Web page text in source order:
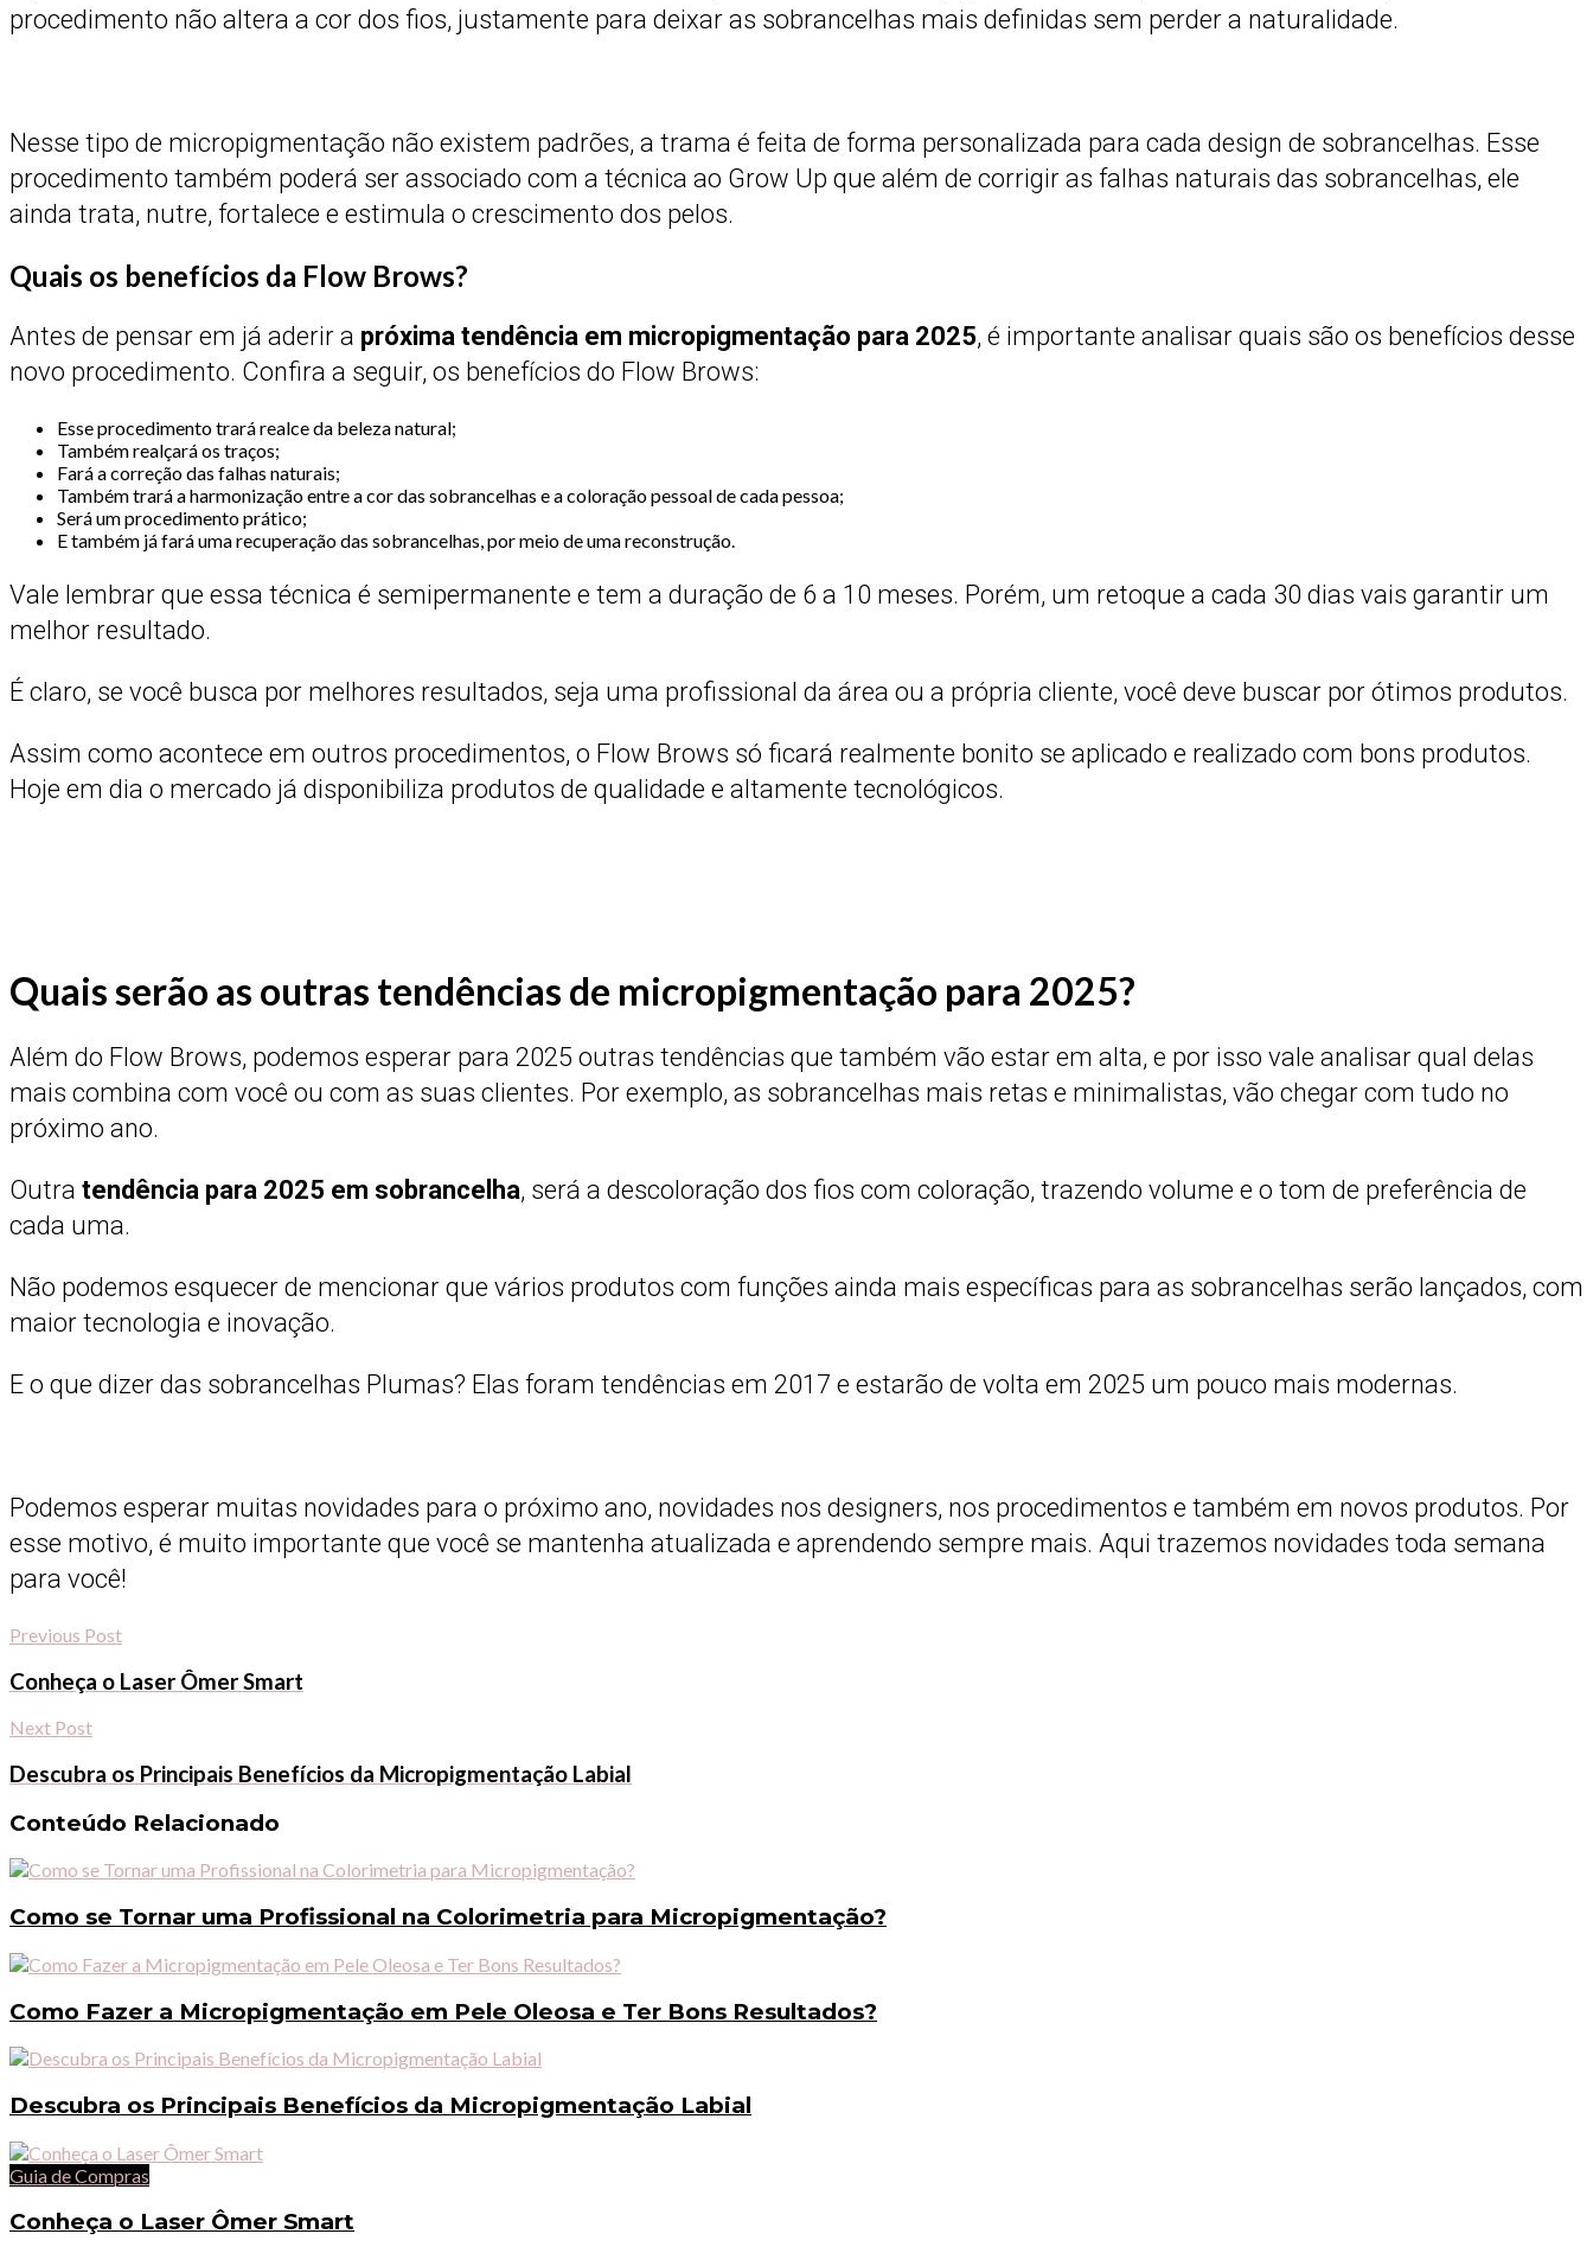
procedimento não altera a cor dos fios, justamente para deixar as sobrancelhas mais definidas sem perder a naturalidade.
Nesse tipo de micropigmentação não existem padrões, a trama é feita de forma personalizada para cada design de sobrancelhas. Esse
procedimento também poderá ser associado com a técnica ao Grow Up que além de corrigir as falhas naturais das sobrancelhas, ele
ainda trata, nutre, fortalece e estimula o crescimento dos pelos.
Quais os benefícios da Flow Brows?
Antes de pensar em já aderir a próxima tendência em micropigmentação para 2025, é importante analisar quais são os benefícios desse
novo procedimento. Confira a seguir, os benefícios do Flow Brows:
Esse procedimento trará realce da beleza natural;
Também realçará os traços;
Fará a correção das falhas naturais;
Também trará a harmonização entre a cor das sobrancelhas e a coloração pessoal de cada pessoa;
Será um procedimento prático;
E também já fará uma recuperação das sobrancelhas, por meio de uma reconstrução.
Vale lembrar que essa técnica é semipermanente e tem a duração de 6 a 10 meses. Porém, um retoque a cada 30 dias vais garantir um
melhor resultado.
É claro, se você busca por melhores resultados, seja uma profissional da área ou a própria cliente, você deve buscar por ótimos produtos.
Assim como acontece em outros procedimentos, o Flow Brows só ficará realmente bonito se aplicado e realizado com bons produtos.
Hoje em dia o mercado já disponibiliza produtos de qualidade e altamente tecnológicos.
Quais serão as outras tendências de micropigmentação para 2025?
Além do Flow Brows, podemos esperar para 2025 outras tendências que também vão estar em alta, e por isso vale analisar qual delas
mais combina com você ou com as suas clientes. Por exemplo, as sobrancelhas mais retas e minimalistas, vão chegar com tudo no
próximo ano.
Outra tendência para 2025 em sobrancelha, será a descoloração dos fios com coloração, trazendo volume e o tom de preferência de
cada uma.
Não podemos esquecer de mencionar que vários produtos com funções ainda mais específicas para as sobrancelhas serão lançados, com
maior tecnologia e inovação.
E o que dizer das sobrancelhas Plumas? Elas foram tendências em 2017 e estarão de volta em 2025 um pouco mais modernas.
Podemos esperar muitas novidades para o próximo ano, novidades nos designers, nos procedimentos e também em novos produtos. Por
esse motivo, é muito importante que você se mantenha atualizada e aprendendo sempre mais. Aqui trazemos novidades toda semana
para você!
Previous Post
Conheça o Laser Ômer Smart
Next Post
Descubra os Principais Benefícios da Micropigmentação Labial
Conteúdo Relacionado
Como se Tornar uma Profissional na Colorimetria para Micropigmentação?
Como Fazer a Micropigmentação em Pele Oleosa e Ter Bons Resultados?
Descubra os Principais Benefícios da Micropigmentação Labial
Guia de Compras
Conheça o Laser Ômer Smart